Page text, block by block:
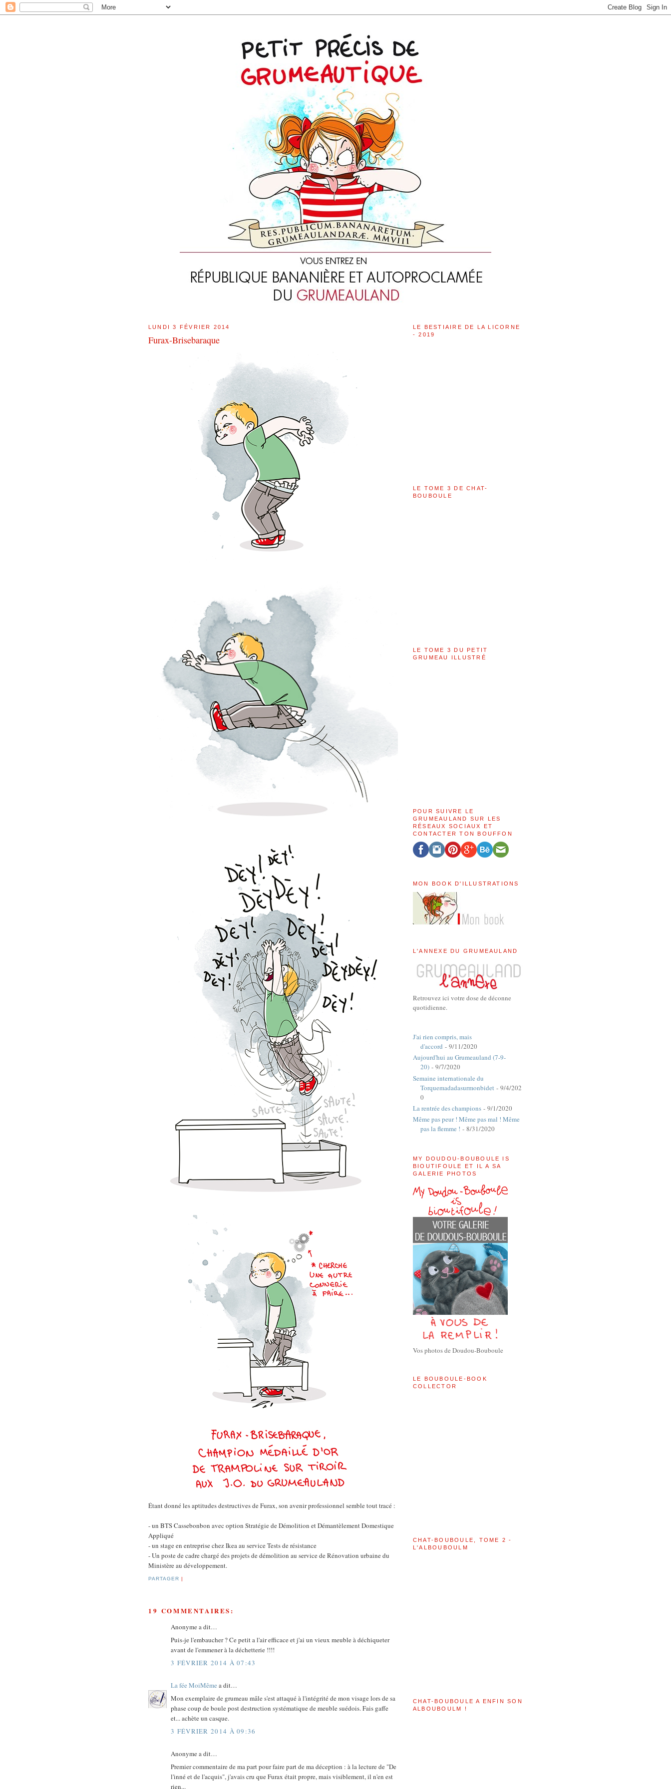
LUNDI 3 FÉVRIER 2014
Furax-Brisebaraque
Étant donné les aptitudes destructives de Furax, son avenir professionnel semble tout tracé :
- un BTS Cassebonbon avec option Stratégie de Démolition et Démantèlement Domestique
Appliqué
- un stage en entreprise chez Ikea au service Tests de résistance
- Un poste de cadre chargé des projets de démolition au service de Rénovation urbaine du
Ministère au développement.
PARTAGER |
19 COMMENTAIRES:
Anonyme a dit…
Puis-je l'embaucher ? Ce petit a l'air efficace et j'ai un vieux meuble à déchiqueter
avant de l'emmener à la déchetterie !!!!
3 FÉVRIER 2014 À 07:43
La fée MoiMême a dit…
Mon exemplaire de grumeau mâle s'est attaqué à l'intégrité de mon visage lors de sa
phase coup de boule post destruction systématique de meuble suédois. Fais gaffe
et... achète un casque.
3 FÉVRIER 2014 À 09:36
Anonyme a dit…
Premier commentaire de ma part pour faire part de ma déception : à la lecture de "De
l'inné et de l'acquis", j'avais cru que Furax était propre, mais visiblement, il n'en est
rien...
LE BESTIAIRE DE LA LICORNE
- 2019
LE TOME 3 DE CHAT-
BOUBOULE
LE TOME 3 DU PETIT
GRUMEAU ILLUSTRÉ
POUR SUIVRE LE
GRUMEAULAND SUR LES
RÉSEAUX SOCIAUX ET
CONTACTER TON BOUFFON
MON BOOK D'ILLUSTRATIONS
L'ANNEXE DU GRUMEAULAND
Retrouvez ici votre dose de déconne
quotidienne.
J'ai rien compris, mais
d'accord - 9/11/2020
Aujourd'hui au Grumeauland (7-9-
20) - 9/7/2020
Semaine internationale du
Torquemadadasurmonbidet - 9/4/202
0
La rentrée des champions - 9/1/2020
Même pas peur ! Même pas mal ! Même
pas la flemme ! - 8/31/2020
MY DOUDOU-BOUBOULE IS
BIOUTIFOULE ET IL A SA
GALERIE PHOTOS
Vos photos de Doudou-Bouboule
LE BOUBOULE-BOOK
COLLECTOR
CHAT-BOUBOULE, TOME 2 -
L'ALBOUBOULM
CHAT-BOUBOULE A ENFIN SON
ALBOUBOULM !